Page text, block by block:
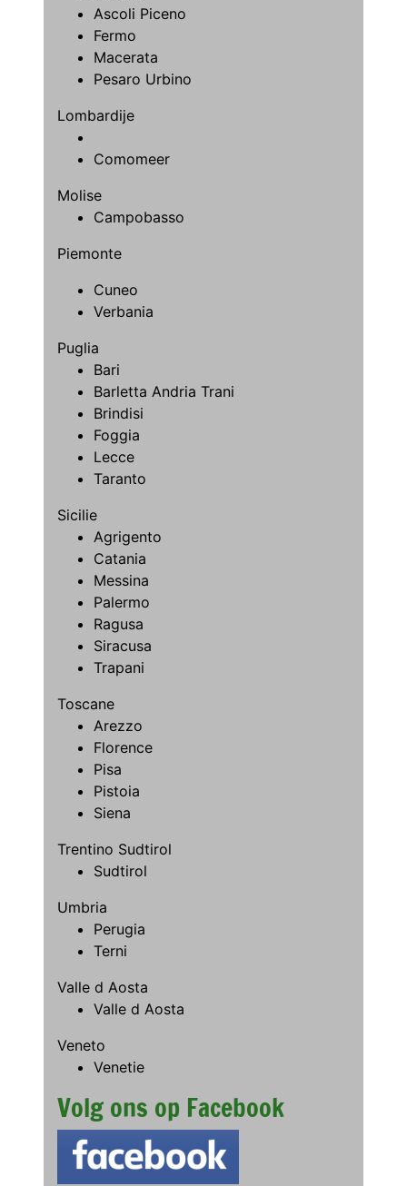
Ascoli Piceno
Fermo
Macerata
Pesaro Urbino
Lombardije
Comomeer
Molise
Campobasso
Piemonte
Cuneo
Verbania
Puglia
Bari
Barletta Andria Trani
Brindisi
Foggia
Lecce
Taranto
Sicilie
Agrigento
Catania
Messina
Palermo
Ragusa
Siracusa
Trapani
Toscane
Arezzo
Florence
Pisa
Pistoia
Siena
Trentino Sudtirol
Sudtirol
Umbria
Perugia
Terni
Valle d Aosta
Valle d Aosta
Veneto
Venetie
Volg ons op Facebook